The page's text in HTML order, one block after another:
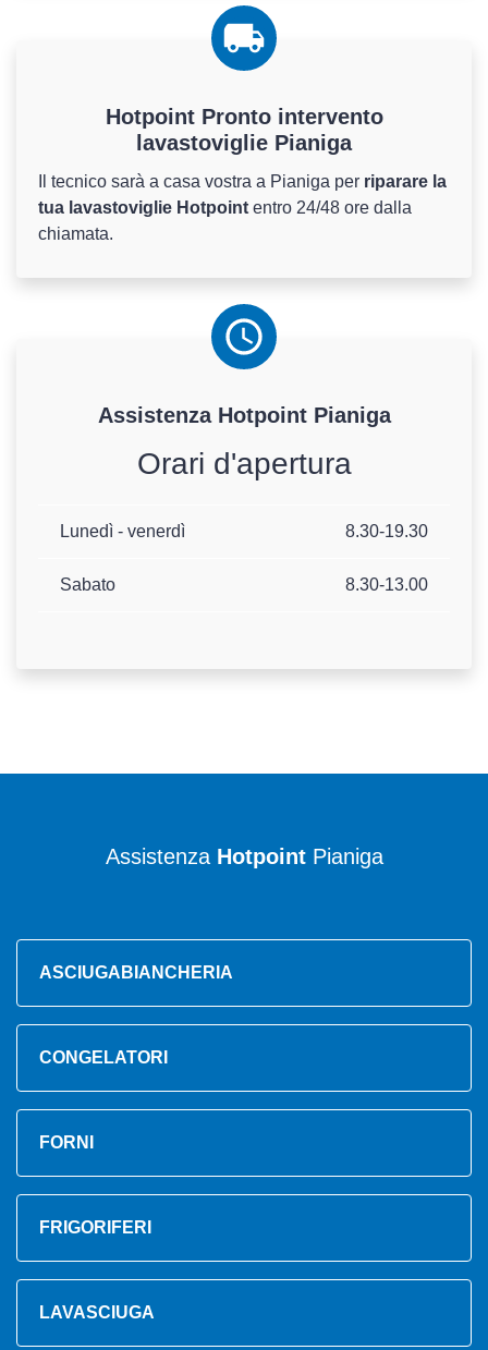
Hotpoint Pronto intervento
lavastoviglie Pianiga
Il tecnico sarà a casa vostra a Pianiga per riparare la
tua lavastoviglie Hotpoint entro 24/48 ore dalla
chiamata.
Assistenza HotpointPianiga
Orari d'apertura
Lunedì - venerdì 8.30-19.30
Sabato 8.30-13.00
Assistenza HotpointPianiga
ASCIUGABIANCHERIA
CONGELATORI
FORNI
FRIGORIFERI
LAVASCIUGA